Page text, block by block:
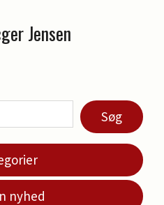
Jensen
Søg
nyhed